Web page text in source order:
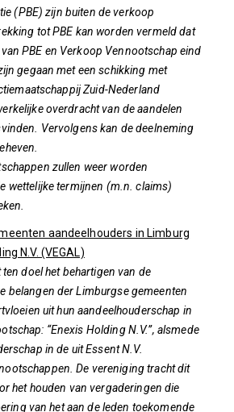
(PBE) zijn buiten de verkoop
tot PBE kan worden vermeld dat
PBE en Verkoop Vennootschap eind
gegaan met een schikking met
Zuid-Nederland
overdracht van de aandelen
Vervolgens kan de deelneming
zullen weer worden
wettelijke termijnen (m.n. claims)
aandeelhouders in Limburg
N.V. (VEGAL)
doel het behartigen van de
belangen der Limburgse gemeenten
uit hun aandeelhouderschap in
“Enexis Holding N.V.”, alsmede
in de uit Essent N.V.
De vereniging tracht dit
het houden van vergaderingen die
van het aan de leden toekomende